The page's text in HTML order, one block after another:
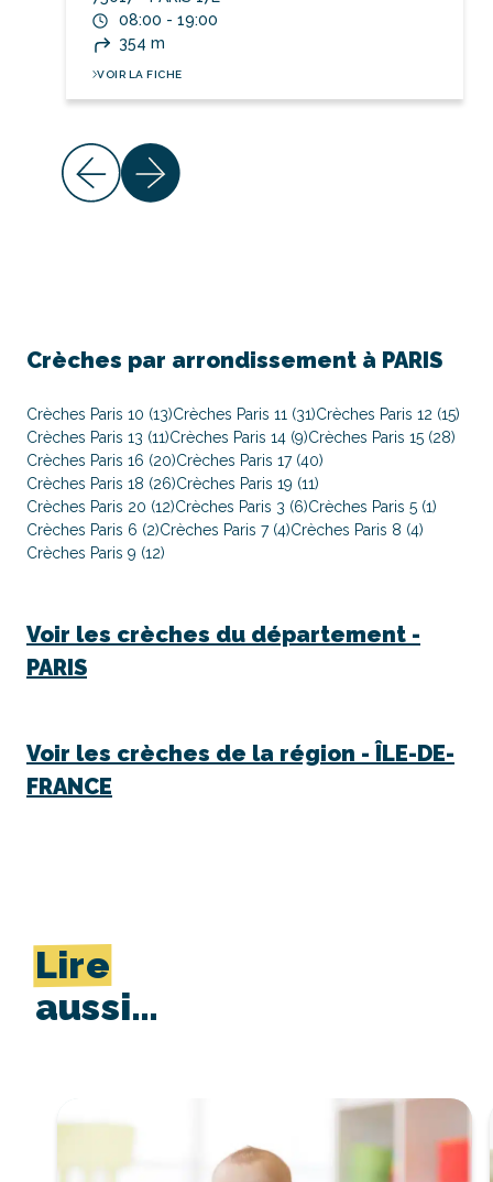
08:00 - 19:00
354 m
VOIR LA FICHE
Crèches par arrondissement à PARIS
Crèches Paris 10 (13)Crèches Paris 11 (31)Crèches Paris 12 (15)
Crèches Paris 13 (11)Crèches Paris 14 (9)Crèches Paris 15 (28)
Crèches Paris 16 (20)Crèches Paris 17 (40)
Crèches Paris 18 (26)Crèches Paris 19 (11)
Crèches Paris 20 (12)Crèches Paris 3 (6)Crèches Paris 5 (1)
Crèches Paris 6 (2)Crèches Paris 7 (4)Crèches Paris 8 (4)
Crèches Paris 9 (12)
Voir les crèches du département -
PARIS
Voir les crèches de la région - ÎLE-DE-
FRANCE
Lire
aussi…